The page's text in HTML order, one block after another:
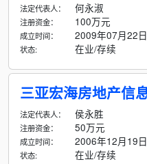
法定代表人： 何永淑
注册资金： 100万元
成立时间： 2009年07月22日
状态: 在业/存续
三亚宏海房地产信
法定代表人： 侯永胜
注册资金： 50万元
成立时间： 2006年12月19日
状态: 在业/存续